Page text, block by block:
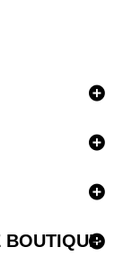
BOUTIQUE